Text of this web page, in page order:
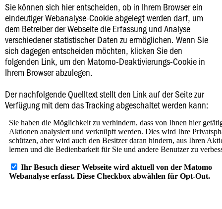
Sie können sich hier entscheiden, ob in Ihrem Browser ein
eindeutiger Webanalyse-Cookie abgelegt werden darf, um
dem Betreiber der Webseite die Erfassung und Analyse
verschiedener statistischer Daten zu ermöglichen. Wenn Sie
sich dagegen entscheiden möchten, klicken Sie den
folgenden Link, um den Matomo-Deaktivierungs-Cookie in
Ihrem Browser abzulegen.
Der nachfolgende Quelltext stellt den Link auf der Seite zur
Verfügung mit dem das Tracking abgeschaltet werden kann: